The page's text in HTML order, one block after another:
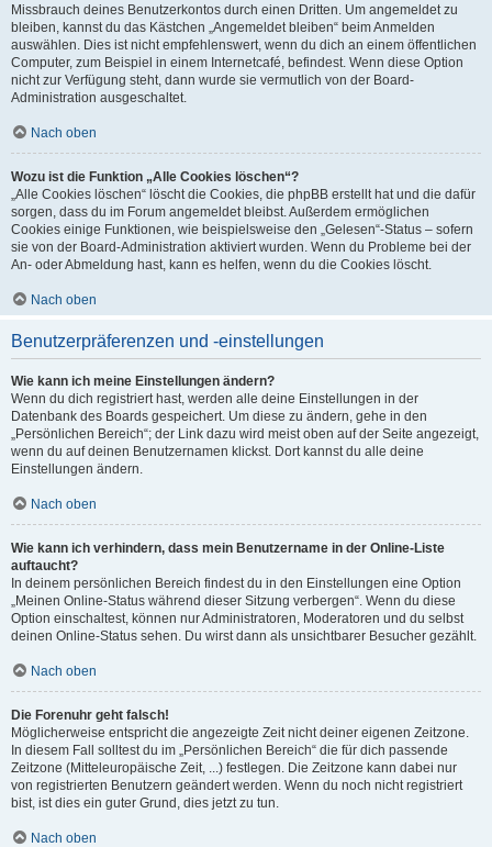
Missbrauch deines Benutzerkontos durch einen Dritten. Um angemeldet zu
bleiben, kannst du das Kästchen „Angemeldet bleiben“ beim Anmelden
auswählen. Dies ist nicht empfehlenswert, wenn du dich an einem öffentlichen
Computer, zum Beispiel in einem Internetcafé, befindest. Wenn diese Option
nicht zur Verfügung steht, dann wurde sie vermutlich von der Board-
Administration ausgeschaltet.
Nach oben
Wozu ist die Funktion „Alle Cookies löschen“?
„Alle Cookies löschen“ löscht die Cookies, die phpBB erstellt hat und die dafür
sorgen, dass du im Forum angemeldet bleibst. Außerdem ermöglichen
Cookies einige Funktionen, wie beispielsweise den „Gelesen“-Status – sofern
sie von der Board-Administration aktiviert wurden. Wenn du Probleme bei der
An- oder Abmeldung hast, kann es helfen, wenn du die Cookies löscht.
Nach oben
Benutzerpräferenzen und -einstellungen
Wie kann ich meine Einstellungen ändern?
Wenn du dich registriert hast, werden alle deine Einstellungen in der
Datenbank des Boards gespeichert. Um diese zu ändern, gehe in den
„Persönlichen Bereich“; der Link dazu wird meist oben auf der Seite angezeigt,
wenn du auf deinen Benutzernamen klickst. Dort kannst du alle deine
Einstellungen ändern.
Nach oben
Wie kann ich verhindern, dass mein Benutzername in der Online-Liste
auftaucht?
In deinem persönlichen Bereich findest du in den Einstellungen eine Option
„Meinen Online-Status während dieser Sitzung verbergen“. Wenn du diese
Option einschaltest, können nur Administratoren, Moderatoren und du selbst
deinen Online-Status sehen. Du wirst dann als unsichtbarer Besucher gezählt.
Nach oben
Die Forenuhr geht falsch!
Möglicherweise entspricht die angezeigte Zeit nicht deiner eigenen Zeitzone.
In diesem Fall solltest du im „Persönlichen Bereich“ die für dich passende
Zeitzone (Mitteleuropäische Zeit, ...) festlegen. Die Zeitzone kann dabei nur
von registrierten Benutzern geändert werden. Wenn du noch nicht registriert
bist, ist dies ein guter Grund, dies jetzt zu tun.
Nach oben